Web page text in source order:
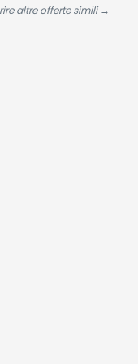
Filo Stereo HiFi 48
altre offerte simili →